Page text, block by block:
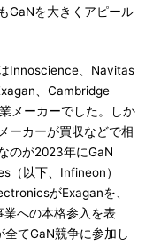
GaNを大きくアピール
Innoscience、Navitas
、Cambridge
メーカーでした。しか
ーカーが買収などで相
のが2023年にGaN
（以下、Infineon）
がExaganを、
への本格参入を表
てGaN競争に参加し